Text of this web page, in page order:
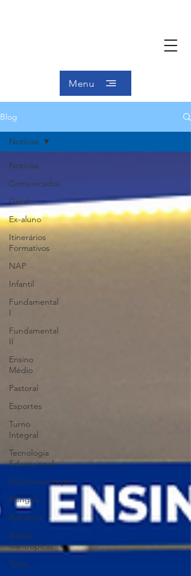
Menu
Blog
Notícias
Comunicados
Geral
Ex-aluno
Itinerários
Formativos
NAP
Infantil
Fundamental
I
Fundamental
II
Ensino
Médio
Pastoral
Esportes
Turno
Integral
Tecnologia
Educacional
Educomunicação
Bilíngue
Robótica
Bolsas
filantrópicas
Teste
Notícias